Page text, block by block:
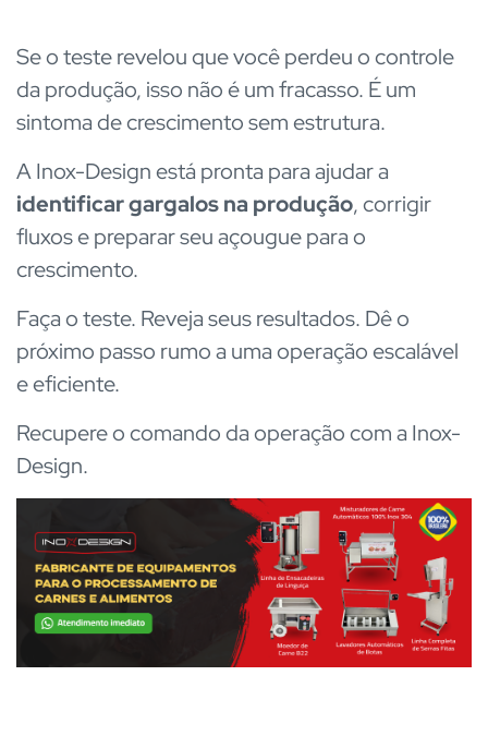
Se o teste revelou que você perdeu o controle
da produção, isso não é um fracasso. É um
sintoma de crescimento sem estrutura.
A Inox-Design está pronta para ajudar a
identificar gargalos na produção, corrigir
fluxos e preparar seu açougue para o
crescimento.
Faça o teste. Reveja seus resultados. Dê o
próximo passo rumo a uma operação escalável
e eficiente.
Recupere o comando da operação com a Inox-
Design.